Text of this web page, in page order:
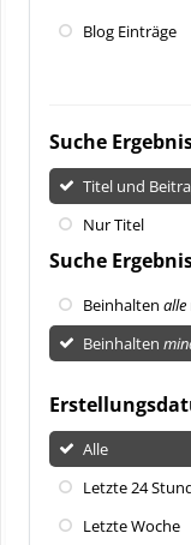
Blog Einträge
Suche
Titel und
Nur Titel
Suche
Beinhalten alle
Beinhalten
Alle
Letzte 24
Letzte Woche